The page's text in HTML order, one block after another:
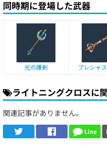
同時期に登場した武器
光の護剣 プレシャ
ライトニングクロスに
関連記事がありません。
Line